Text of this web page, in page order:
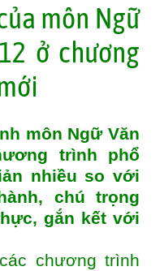
môn Ngữ
ở chương
môn Ngữ Văn
trình phổ
nhiều so với
chú trọng
gắn kết với
chương trình